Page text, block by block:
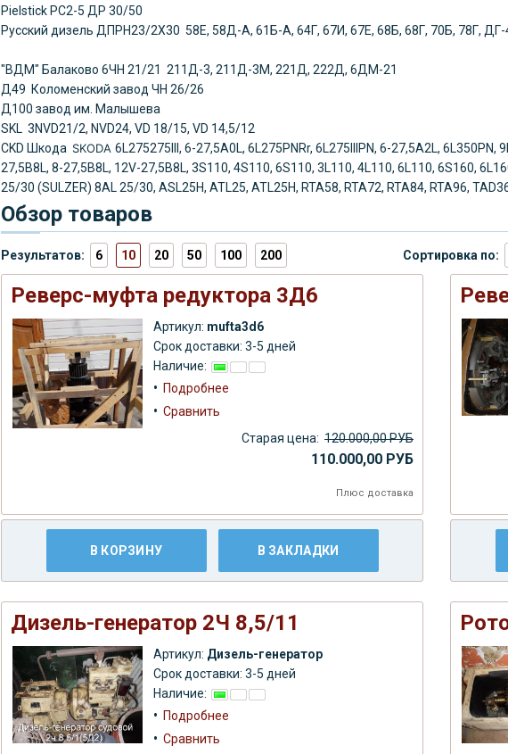
Pielstick PC2-5 ДР 30/50
Русский дизель ДПРН23/2Х30 58Е, 58Д-А, 61Б-А, 64Г, 67И, 67Е, 68Б, 68Г, 70Б, 78Г,
"ВДМ" Балаково 6ЧН 21/21 211Д-3, 211Д-3М, 221Д, 222Д, 6ДМ-21
Д49 Коломенский завод ЧН 26/26
Д100 завод им. Малышева
SKL 3NVD21/2, NVD24, VD 18/15, VD 14,5/12
CKD Шкода SKODA 6L275275III, 6-27,5A0L, 6L275PNRr, 6L275IIIPN, 6-27,5A2L,
27,5B8L, 8-27,5B8L, 12V-27,5B8L, 3S110, 4S110, 6S110, 3L110, 4L110, 6L110, 6S160,
25/30 (SULZER) 8AL 25/30, ASL25H, ATL25, ATL25H, RTA58, RTA72, RTA84, RTA96,
Обзор товаров
Результатов: 6 10 20 50 100 200 Сортировка по:
Реверс-муфта редуктора 3Д6
Артикул: mufta3d6
Срок доставки: 3-5 дней
Наличие:
• Подробнее
• Сравнить
Старая цена: 120.000,00 РУБ
110.000,00 РУБ
Плюс доставка
В КОРЗИНУ В ЗАКЛАДКИ
Дизель-генератор 2Ч 8,5/11
Артикул: Дизель-генератор
Срок доставки: 3-5 дней
Наличие:
• Подробнее
• Сравнить